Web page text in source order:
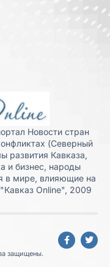
Новости стран
(Северный
развития Кавказа,
и бизнес, народы
в мире, влияющие на
Online", 2009
защищены.